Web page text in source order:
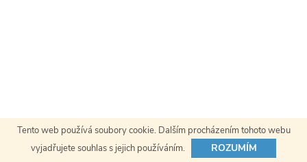
Tento web používá soubory cookie. Dalším procházením tohoto webu
vyjadřujete souhlas s jejich používáním.
ROZUMÍM